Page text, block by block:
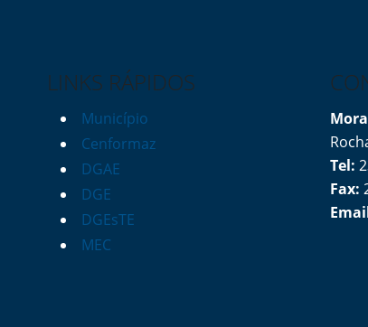
LINKS RÁPIDOS
Município
Cenformaz
DGAE
DGE
DGEsTE
MEC
Tel:
Fax: